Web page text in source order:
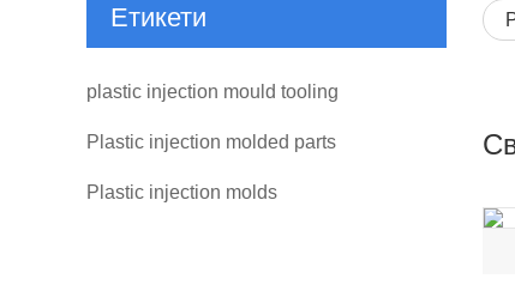
Етикети
plastic injection mould tooling
Plastic injection molded parts
Plastic injection molds